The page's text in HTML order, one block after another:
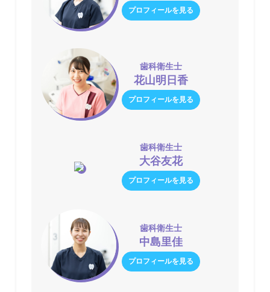
プロフィールを見る
歯科衛生士
花山明日香
プロフィールを見る
歯科衛生士
大谷友花
プロフィールを見る
歯科衛生士
中島里佳
プロフィールを見る